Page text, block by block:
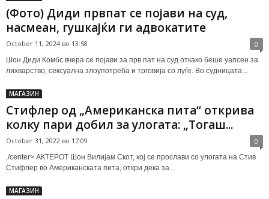
(Фото) Диди првпат се појави на суд,
насмеан, гушкајќи ги адвокатите
October 11, 2024 во 13:58 0
Шон Диди Комбс вчера се појави за прв пат на суд откако беше уапсен за
лихварство, сексуална злоупотреба и трговија со луѓе. Во судницата...
МАГАЗИН
Стифлер од „Американска пита“ открива
колку пари добил за улогата: „Тогаш...
October 31, 2022 во 17:09 0
,/center> АКТЕРОТ Шон Вилијам Скот, кој се прослави со улогата на Стив
Стифлер во Американската пита, откри дека за...
МАГАЗИН